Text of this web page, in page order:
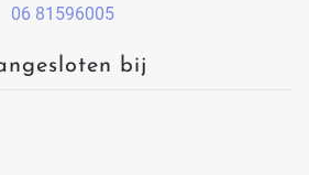
06 81596005
bij